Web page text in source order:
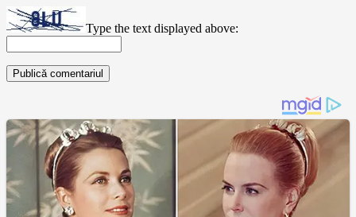
Type the text displayed above: